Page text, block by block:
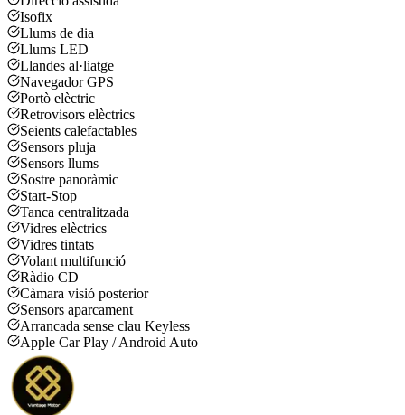
Isofix
Llums de dia
Llums LED
Llandes al·liatge
Navegador GPS
Portò elèctric
Retrovisors elèctrics
Seients calefactables
Sensors pluja
Sensors llums
Sostre panoràmic
Start-Stop
Tanca centralitzada
Vidres elèctrics
Vidres tintats
Volant multifunció
Ràdio CD
Càmara visió posterior
Sensors aparcament
Arrancada sense clau Keyless
Apple Car Play / Android Auto